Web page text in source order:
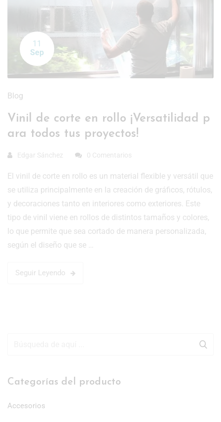
11
Sep
Blog
Vinil de corte en rollo ¡Versatilidad p
ara todos tus proyectos!
Edgar Sánchez 0 Comentarios
El vinil de corte en rollo es un material flexible y versátil que
se utiliza principalmente en la creación de gráficos, rótulos,
y decoraciones tanto en interiores como exteriores. Este
tipo de vinil viene en rollos de distintos tamaños y colores,
lo que permite que sea cortado de manera personalizada,
según el diseño que se …
Seguir Leyendo
Categorías del producto
Accesorios